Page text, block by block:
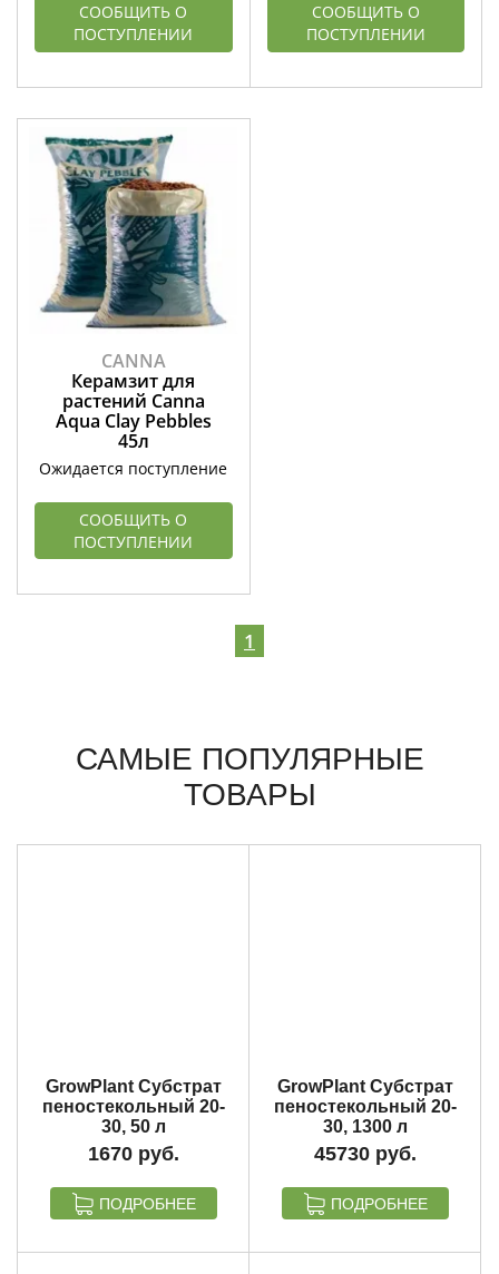
СООБЩИТЬ О
ПОСТУПЛЕНИИ
СООБЩИТЬ О
ПОСТУПЛЕНИИ
CANNA
Керамзит для
растений Canna
Aqua Clay Pebbles
45л
Ожидается поступление
СООБЩИТЬ О
ПОСТУПЛЕНИИ
1
САМЫЕ ПОПУЛЯРНЫЕ
ТОВАРЫ
GrowPlant Субстрат
пеностекольный 20-
30, 50 л
1670
ПОДРОБНЕЕ
GrowPlant Субстрат
пеностекольный 20-
30, 1300 л
45730
ПОДРОБНЕЕ